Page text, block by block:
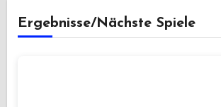
Ergebnisse/Nächste Spiele